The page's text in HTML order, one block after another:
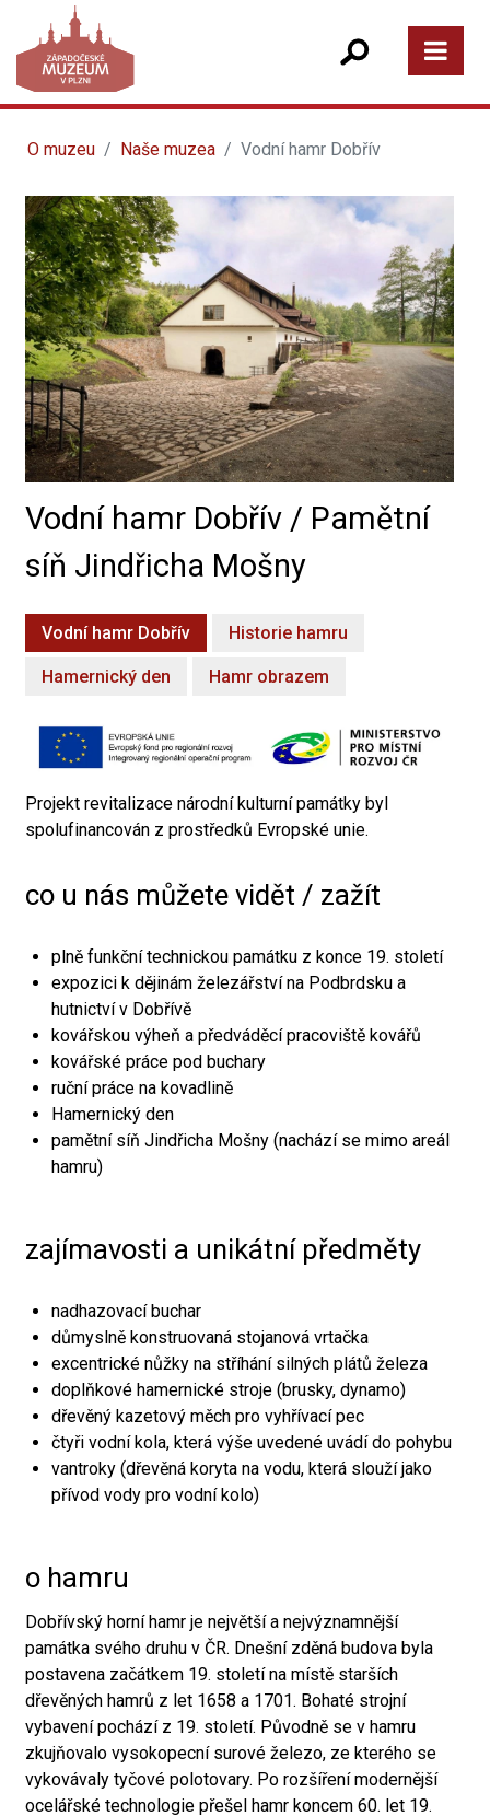
O muzeu Naše muzea Vodní hamr Dobřív
Vodní hamr Dobřív / Pamětní
síň Jindřicha Mošny
Vodní hamr Dobřív Historie hamru
Hamernický den Hamr obrazem
Projekt revitalizace národní kulturní památky byl
spolufinancován z prostředků Evropské unie.
co u nás můžete vidět / zažít
plně funkční technickou památku z konce 19. století
expozici k dějinám železářství na Podbrdsku a
hutnictví v Dobřívě
kovářskou výheň a předváděcí pracoviště kovářů
kovářské práce pod buchary
ruční práce na kovadlině
Hamernický den
pamětní síň Jindřicha Mošny (nachází se mimo areál
hamru)
zajímavosti a unikátní předměty
nadhazovací buchar
důmyslně konstruovaná stojanová vrtačka
excentrické nůžky na stříhání silných plátů železa
doplňkové hamernické stroje (brusky, dynamo)
dřevěný kazetový měch pro vyhřívací pec
čtyři vodní kola, která výše uvedené uvádí do pohybu
vantroky (dřevěná koryta na vodu, která slouží jako
přívod vody pro vodní kolo)
o hamru
Dobřívský horní hamr je největší a nejvýznamnější
památka svého druhu v ČR. Dnešní zděná budova byla
postavena začátkem 19. století na místě starších
dřevěných hamrů z let 1658 a 1701. Bohaté strojní
vybavení pochází z 19. století. Původně se v hamru
zkujňovalo vysokopecní surové železo, ze kterého se
vykovávaly tyčové polotovary. Po rozšíření modernější
ocelářské technologie přešel hamr koncem 60. let 19.